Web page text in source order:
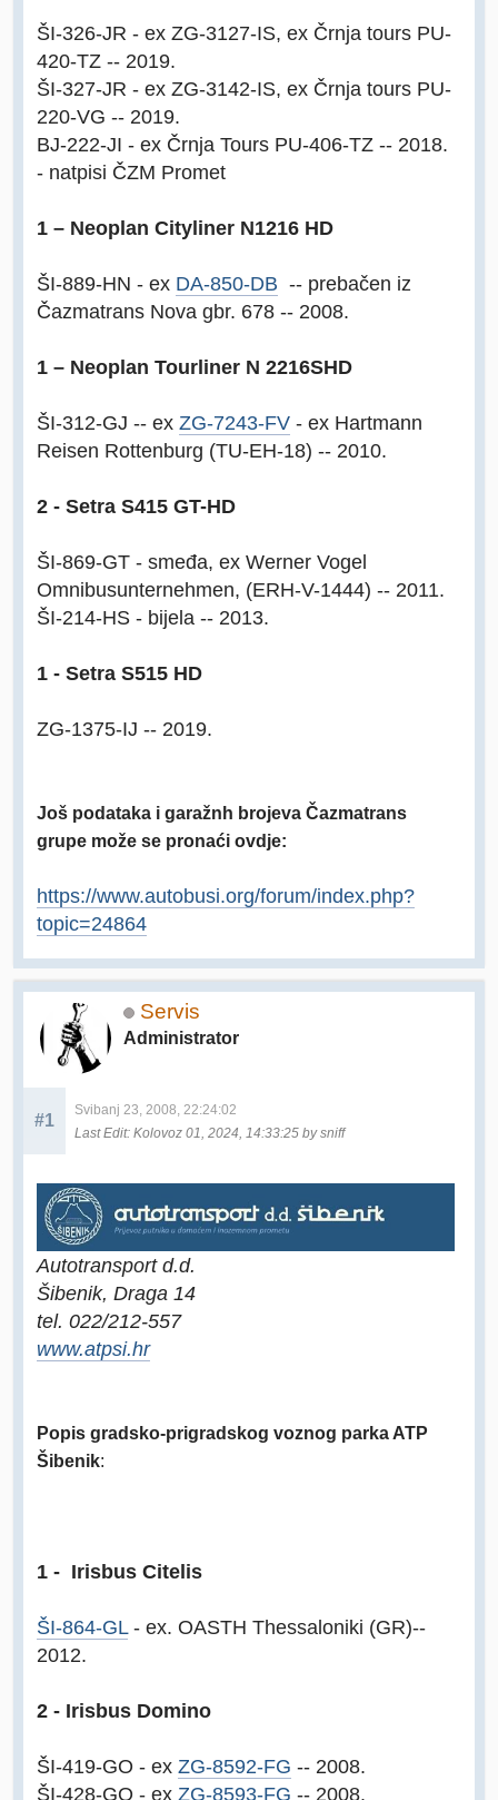
ŠI-326-JR - ex ZG-3127-IS, ex Črnja tours PU-
420-TZ -- 2019.
ŠI-327-JR - ex ZG-3142-IS, ex Črnja tours PU-
220-VG -- 2019.
BJ-222-JI - ex Črnja Tours PU-406-TZ -- 2018.
- natpisi ČZM Promet
1 – Neoplan Cityliner N1216 HD
ŠI-889-HN - ex DA-850-DB -- prebačen iz
Čazmatrans Nova gbr. 678 -- 2008.
1 – Neoplan Tourliner N 2216SHD
ŠI-312-GJ -- ex ZG-7243-FV - ex Hartmann
Reisen Rottenburg (TU-EH-18) -- 2010.
2 - Setra S415 GT-HD
ŠI-869-GT - smeđa, ex Werner Vogel
Omnibusunternehmen, (ERH-V-1444) -- 2011.
ŠI-214-HS - bijela -- 2013.
1 - Setra S515 HD
ZG-1375-IJ -- 2019.
Još podataka i garažnh brojeva Čazmatrans
grupe može se pronaći ovdje:
https://www.autobusi.org/forum/index.php?
topic=24864
Servis
Administrator
#1
Svibanj 23, 2008, 22:24:02
Last Edit: Kolovoz 01, 2024, 14:33:25 by sniff
Autotransport d.d.
Šibenik, Draga 14
tel. 022/212-557
www.atpsi.hr
Popis gradsko-prigradskog voznog parka ATP
Šibenik:
1 - Irisbus Citelis
ŠI-864-GL- ex. OASTH Thessaloniki (GR)--
2012.
2 - Irisbus Domino
ŠI-419-GO - ex ZG-8592-FG -- 2008.
ŠI-428-GO - ex ZG-8593-FG -- 2008.